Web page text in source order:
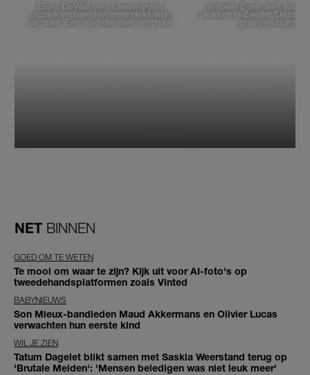
Elske DeWall over Leeuwarden,
muziek en haar favoriete plekken in
de stad: 'Een stad die voelt als thuis'
Isabelle Boer deelt haar
plekken in Zwolle: 'Deze
graag verborgen'
NET BINNEN
GOED OM TE WETEN
Te mooi om waar te zijn? Kijk uit voor AI-foto's op
tweedehandsplatformen zoals Vinted
BABYNIEUWS
Son Mieux-bandleden Maud Akkermans en Olivier Lucas
verwachten hun eerste kind
WIL JE ZIEN
Tatum Dagelet blikt samen met Saskia Weerstand terug op
'Brutale Meiden': 'Mensen beledigen was niet leuk meer'